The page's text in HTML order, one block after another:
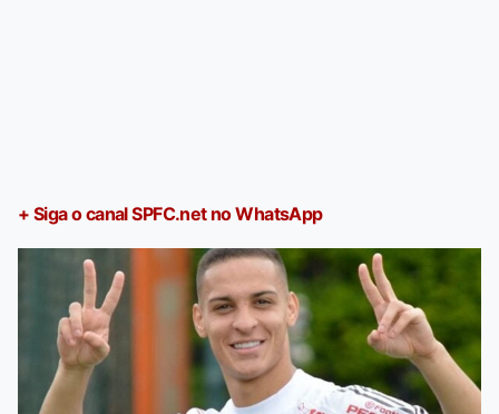
+ Siga o canal SPFC.net no WhatsApp